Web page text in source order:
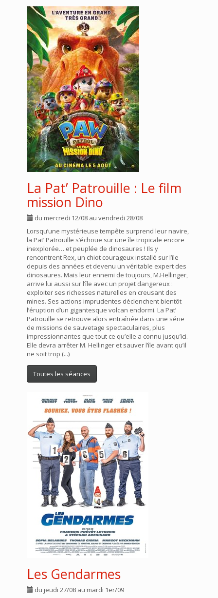
La Pat’ Patrouille : Le film
mission Dino
du mercredi 12/08 au vendredi 28/08
Lorsqu’une mystérieuse tempête surprend leur navire,
la Pat’ Patrouille s’échoue sur une île tropicale encore
inexplorée… et peuplée de dinosaures ! Ils y
rencontrent Rex, un chiot courageux installé sur l’île
depuis des années et devenu un véritable expert des
dinosaures. Mais leur ennemi de toujours, M.Hellinger,
arrive lui aussi sur l’île avec un projet dangereux :
exploiter ses richesses naturelles en creusant des
mines. Ses actions imprudentes déclenchent bientôt
l’éruption d’un gigantesque volcan endormi. La Pat’
Patrouille se retrouve alors entraînée dans une série
de missions de sauvetage spectaculaires, plus
impressionnantes que tout ce qu’elle a connu jusqu’ici.
Elle devra arrêter M. Hellinger et sauver l’île avant qu’il
ne soit trop (...)
Toutes les séances
Les Gendarmes
du jeudi 27/08 au mardi 1er/09